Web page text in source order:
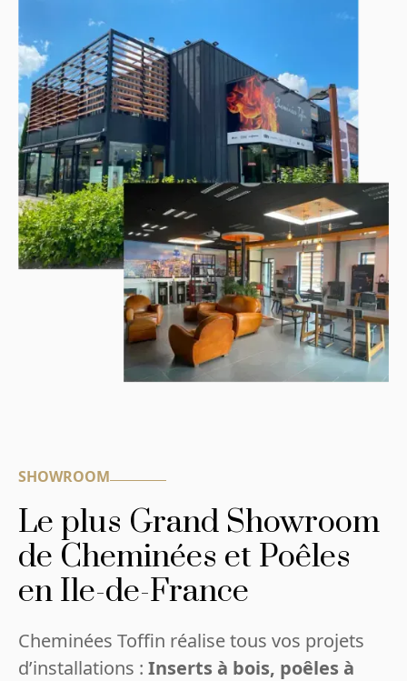
SHOWROOM
Le plus Grand Showroom
de Cheminées et Poêles
en Ile-de-France
Cheminées Toffin réalise tous vos projets
d’installations : Inserts à bois, poêles à